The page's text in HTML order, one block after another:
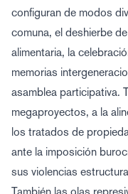
configuran de modos
comuna, el deshierbe
alimentaria, la
memorias
asamblea participativa.
megaproyectos, a la
los tratados de
ante la imposición
sus violencias